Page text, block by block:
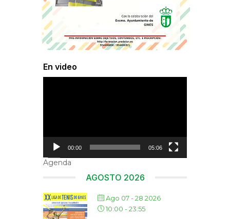
En video
00:00 05:06
Agenda
AGOSTO 2026
Ago 07 - 28 2026
10:00 -23:55